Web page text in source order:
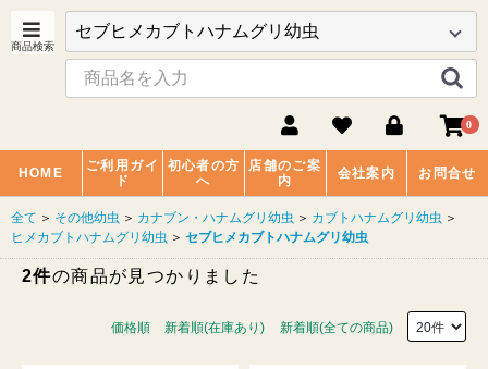
0
HOME
ご利用ガイ
ド
初心者の方
へ
店舗のご案
内
会社案内 お問合せ
全て ＞ その他幼虫 ＞ カナブン・ハナムグリ幼虫 ＞ カブトハナムグリ幼虫 ＞
ヒメカブトハナムグリ幼虫 ＞ セブヒメカブトハナムグリ幼虫
2件の商品が見つかりました
価格順 新着順(在庫あり) 新着順(全ての商品)